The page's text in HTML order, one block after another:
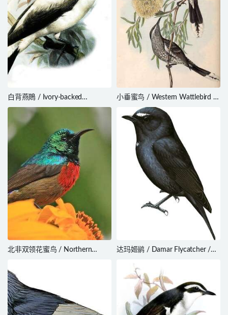
白背燕鵙 / Ivory-backed
Woodswallow / Artamus
monachus
小垂蜜鸟 / Western Wattlebird /
Anthochaera lunulata
北非双领花蜜鸟 / Northern
达玛姬鹟 / Damar Flycatcher /